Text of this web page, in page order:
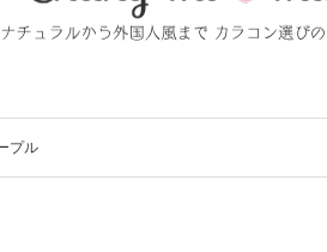
プル